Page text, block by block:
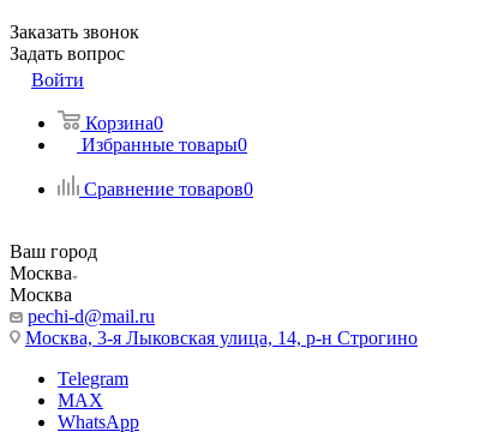
Заказать звонок
Задать вопрос
Войти
Корзина0
Избранные товары0
Сравнение товаров0
Ваш город
Москва
Москва
pechi-d@mail.ru
Москва, 3-я Лыковская улица, 14, р-н Строгино
Telegram
MAX
WhatsApp